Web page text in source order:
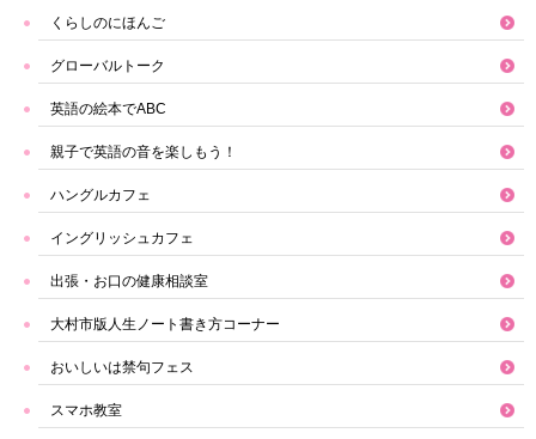
くらしのにほんご
グローバルトーク
英語の絵本でABC
親子で英語の音を楽しもう！
ハングルカフェ
イングリッシュカフェ
出張・お口の健康相談室
大村市版人生ノート書き方コーナー
おいしいは禁句フェス
スマホ教室